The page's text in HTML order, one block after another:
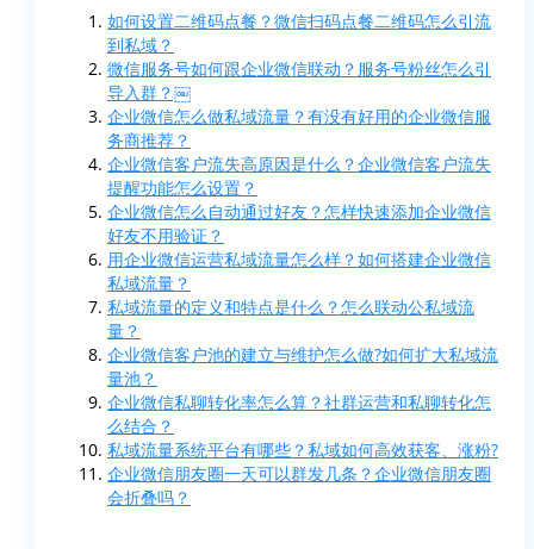
如何设置二维码点餐？微信扫码点餐二维码怎么引流
到私域？
微信服务号如何跟企业微信联动？服务号粉丝怎么引
导入群？￼
企业微信怎么做私域流量？有没有好用的企业微信服
务商推荐？
企业微信客户流失高原因是什么？企业微信客户流失
提醒功能怎么设置？
企业微信怎么自动通过好友？怎样快速添加企业微信
好友不用验证？
用企业微信运营私域流量怎么样？如何搭建企业微信
私域流量？
私域流量的定义和特点是什么？怎么联动公私域流
量？
企业微信客户池的建立与维护怎么做?如何扩大私域流
量池？
企业微信私聊转化率怎么算？社群运营和私聊转化怎
么结合？
私域流量系统平台有哪些？私域如何高效获客、涨粉?
企业微信朋友圈一天可以群发几条？企业微信朋友圈
会折叠吗？